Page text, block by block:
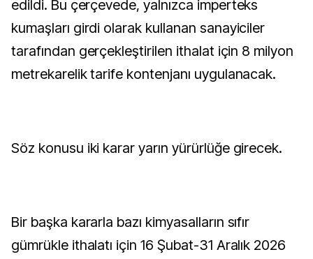
edildi. Bu çerçevede, yalnızca imperteks
kumaşları girdi olarak kullanan sanayiciler
tarafından gerçekleştirilen ithalat için 8 milyon
metrekarelik tarife kontenjanı uygulanacak.
Söz konusu iki karar yarın yürürlüğe girecek.
Bir başka kararla bazı kimyasalların sıfır
gümrükle ithalatı için 16 Şubat-31 Aralık 2026